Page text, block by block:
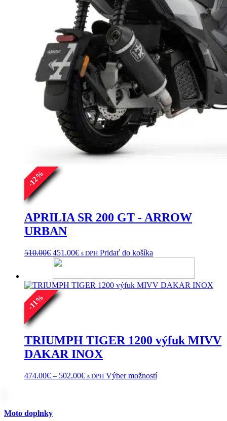
-
12
%
APRILIA SR 200 GT - ARROW
URBAN
510.00€ Pôvodná
cena
510.00€.
451.00€Aktuálna
451.00€.
s DPH Pridať do košíka
-
11
%
TRIUMPH TIGER 1200 výfuk MIVV
DAKAR INOX
474.00€ – 502.00€Price
s DPH Výber možnostíTento
Moto doplnky